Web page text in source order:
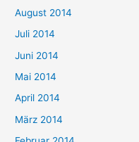
August 2014
Juli 2014
Juni 2014
Mai 2014
April 2014
März 2014